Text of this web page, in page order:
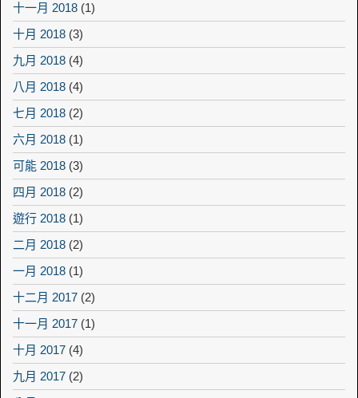
十一月 2018 (1)
十月 2018 (3)
九月 2018 (4)
八月 2018 (4)
七月 2018 (2)
六月 2018 (1)
可能 2018 (3)
四月 2018 (2)
遊行 2018 (1)
二月 2018 (2)
一月 2018 (1)
十二月 2017 (2)
十一月 2017 (1)
十月 2017 (4)
九月 2017 (2)